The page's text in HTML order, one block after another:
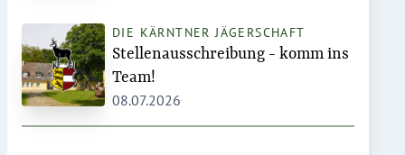
DIE KÄRNTNER JÄGERSCHAFT
Stellenausschreibung - komm ins
Team!
08.07.2026